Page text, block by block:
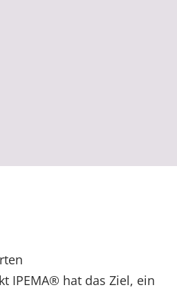
IPEMA® hat das Ziel, ein